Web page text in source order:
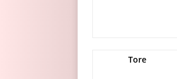
Tore